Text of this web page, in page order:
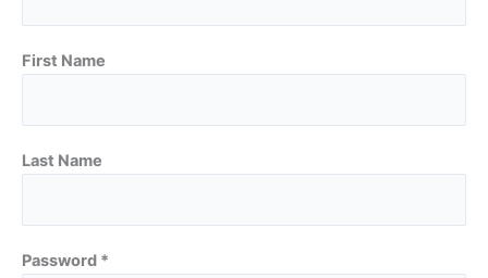
First Name
Last Name
Password *